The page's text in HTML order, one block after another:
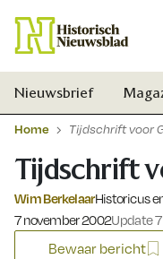
Nieuwsbrief
Home Tijdschrift voor
Tijdschrift
Wim BerkelaarHistoricus
Gepubliceerd op:
7 november 2002Update
Bewaar bericht